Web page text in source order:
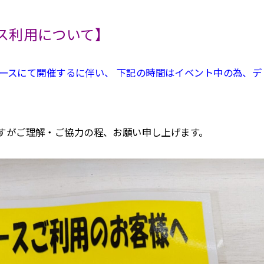
用について】
スにて開催するに伴い、 下記の時間はイベント中の為、デ
ご理解・ご協力の程、お願い申し上げます。